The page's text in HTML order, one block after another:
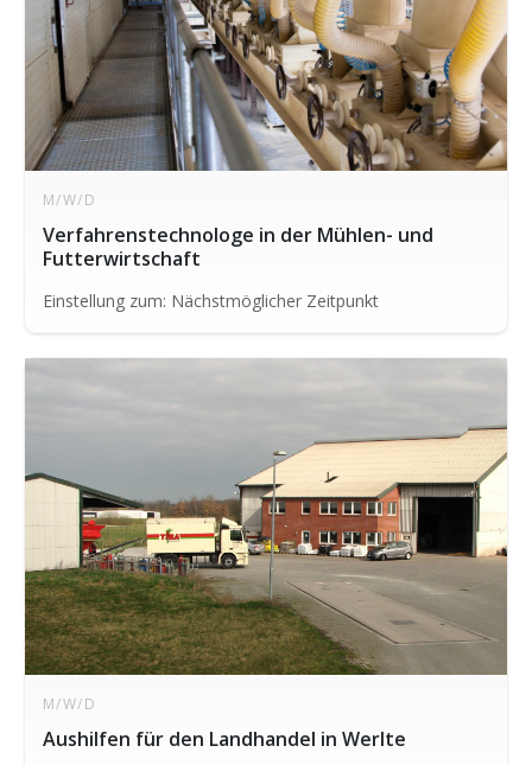
M/W/D
Verfahrenstechnologe in der Mühlen- und
Futterwirtschaft
Einstellung zum: Nächstmöglicher Zeitpunkt
M/W/D
Aushilfen für den Landhandel in Werlte